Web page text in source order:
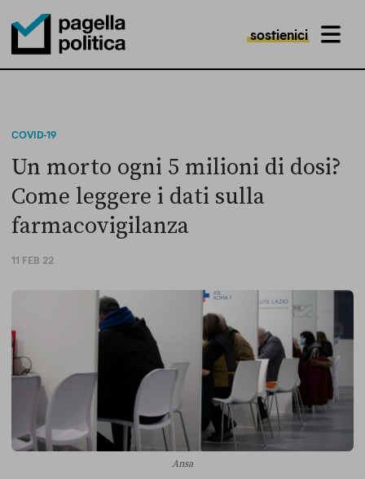
Pagella Politica Logo
sostienici MENU
COVID-19
Un morto ogni 5 milioni di dosi?
Come leggere i dati sulla
farmacovigilanza
11 FEB 22
Ansa